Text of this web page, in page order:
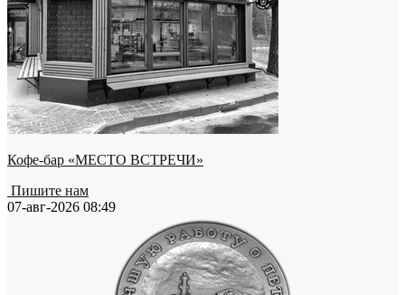
Кофе-бар «МЕСТО ВСТРЕЧИ»
Пишите нам
07-авг-2026 08:49